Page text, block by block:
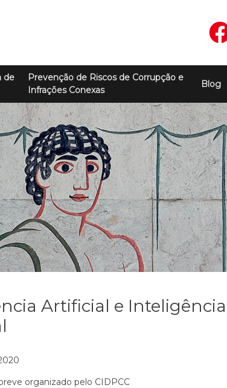
de
Prevenção de Riscos de Corrupção e
Infrações Conexas
Blog
Artificial e Inteligência
organizado pelo CIDPCC